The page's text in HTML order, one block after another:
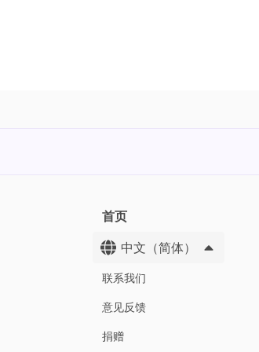
首页
中文（简体）
联系我们
意见反馈
捐赠